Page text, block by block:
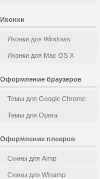
Иконки
Иконки для Windows
Иконки для Mac OS X
Оформление браузеров
Темы для Google Chrome
Темы для Opera
Оформление плееров
Скины для Aimp
Скины для Winamp